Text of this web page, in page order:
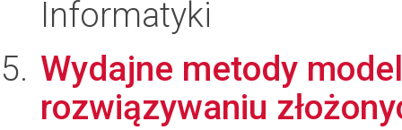
Informatyki
Wydajne metody
rozwiązywaniu